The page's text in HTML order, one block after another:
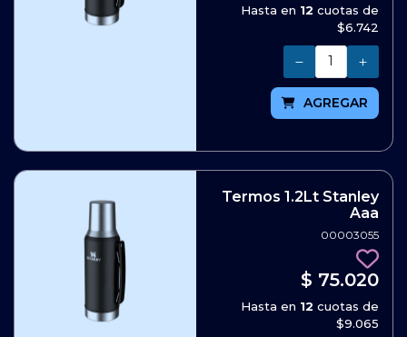
Hasta en 12 cuotas de
$6.742
Cantidad
AGREGAR
Termos 1.2Lt Stanley
Aaa
00003055
$ 75.020
Hasta en 12 cuotas de
$9.065